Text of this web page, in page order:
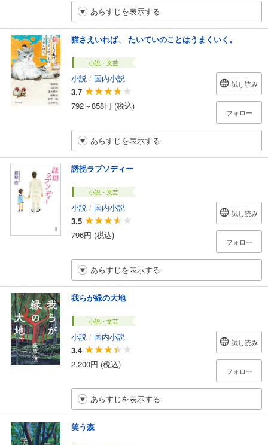
あらすじを表示する
猫さえいれば、 たいていのことはうまくいく。
小説・文芸
小説 / 国内小説
3.7
792～858円 (税込)
試し読み
フォロー
あらすじを表示する
誘拐ラプソディー
小説・文芸
小説 / 国内小説
3.5
796円 (税込)
試し読み
フォロー
あらすじを表示する
我らが緑の大地
小説・文芸
小説 / 国内小説
3.4
2,200円 (税込)
試し読み
フォロー
あらすじを表示する
笑う森